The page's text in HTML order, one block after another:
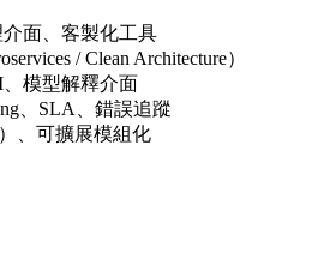
面、客製化工具
/ Clean Architecture）
模型解釋介面
、SLA、錯誤追蹤
、可擴展模組化